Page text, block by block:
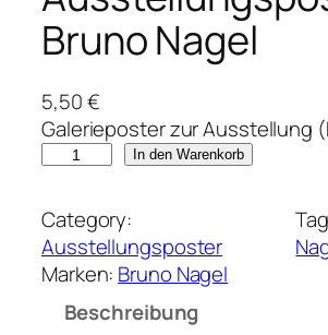
Bruno Nagel
5,50€
Galerieposter zur Ausstellung
s
s
t
In den Warenkorb
Category:
Ausstellungsposter
Marken: Bruno Nagel
Beschreibung